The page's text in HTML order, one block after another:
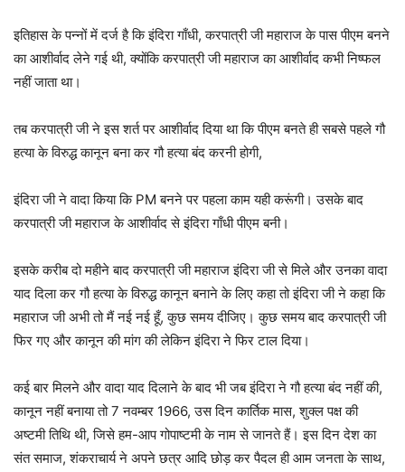
इतिहास के पन्नों में दर्ज है कि इंदिरा गाँधी, करपात्री जी महाराज के पास पीएम बनने
का आशीर्वाद लेने गई थी, क्योंकि करपात्री जी महाराज का आशीर्वाद कभी निष्फल
नहीं जाता था।
तब करपात्री जी ने इस शर्त पर आशीर्वाद दिया था कि पीएम बनते ही सबसे पहले गौ
हत्या के विरुद्ध कानून बना कर गौ हत्या बंद करनी होगी,
इंदिरा जी ने वादा किया कि PM बनने पर पहला काम यही करूंगी। उसके बाद
करपात्री जी महाराज के आशीर्वाद से इंदिरा गाँधी पीएम बनी।
इसके करीब दो महीने बाद करपात्री जी महाराज इंदिरा जी से मिले और उनका वादा
याद दिला कर गौ हत्या के विरुद्ध कानून बनाने के लिए कहा तो इंदिरा जी ने कहा कि
महाराज जी अभी तो मैं नई नई हूँ, कुछ समय दीजिए। कुछ समय बाद करपात्री जी
फिर गए और कानून की मांग की लेकिन इंदिरा ने फिर टाल दिया।
कई बार मिलने और वादा याद दिलाने के बाद भी जब इंदिरा ने गौ हत्या बंद नहीं की,
कानून नहीं बनाया तो 7 नवम्बर 1966, उस दिन कार्तिक मास, शुक्‍ल पक्ष की
अष्‍टमी तिथि थी, जिसे हम-आप गोपाष्‍टमी के नाम से जानते हैं। इस दिन देश का
संत समाज, शंकराचार्य ने अपने छत्र आदि छोड़ कर पैदल ही आम जनता के साथ,